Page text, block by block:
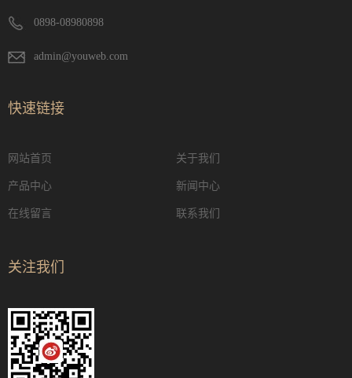
0898-08980898
admin@youweb.com
快速链接
网站首页 关于我们
产品中心 新闻中心
在线留言 联系我们
关注我们